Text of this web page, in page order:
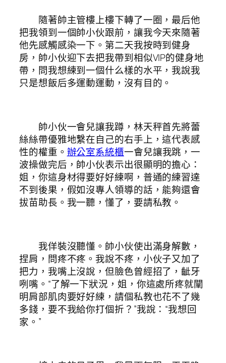
隨著帥主管樓上樓下轉了一圈，最后他
把我領到一個帥小伙跟前，讓我今天來隨著
他先感觸感染一下。第二天我按時到健身
房，帥小伙迎下去把我帶到相似VIP的健身地
帶，問我想練到一個什么樣的水平，我說我
只是想飯后多運動運動，沒有目的。
帥小伙一會兒讓我蹲，林天秤首先將蕾
絲絲帶優雅地繫在自己的右手上，這代表感
性的權重。 辦公室系統櫃一會兒讓我跳，一
波操做完后，帥小伙表示出很顯明的擔心：
姐，你這身材得要好好練啊，普通的練習達
不到後果，假如沒專人領導的話，能夠還會
拔苗助長。我一聽，懂了，要請私教。
我佯裝沒聽懂。帥小伙使出滿身解數，
捏肩，問疼不疼。我說不疼，小伙子又加了
把力，我嘴上沒說，但臉色曾經招了，齜牙
咧嘴。“了解一下狀況，姐，你這處所疼就闡
明肩部肌肉要好好練，請個私教也花不了幾
多錢，要不我給你打個折？”我說：“我想回
家。”